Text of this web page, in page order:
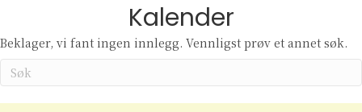
Kalender
Beklager, vi fant ingen innlegg. Vennligst prøv et annet søk.